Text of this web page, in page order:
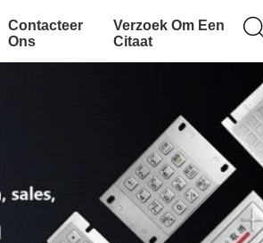
Contacteer
Ons
Verzoek Om Een
Citaat